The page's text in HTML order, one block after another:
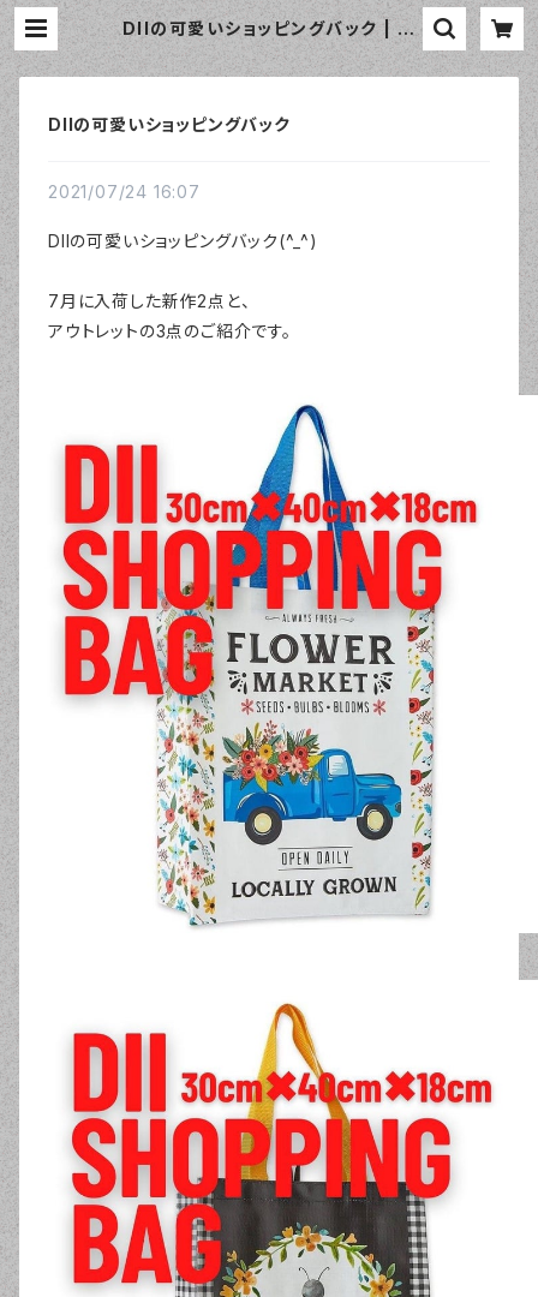
DIIの可愛いショッピングバック | お
しゃれなエプロン通販のamorico
（アモリコ）☆インポートエプロン専門
DIIの可愛いショッピングバック
2021/07/24 16:07
DIIの可愛いショッピングバック(^_^)
7月に入荷した新作2点と、
アウトレットの3点のご紹介です。